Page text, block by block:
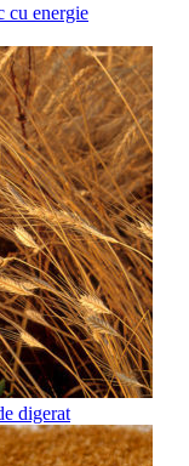
cu energie
digerat